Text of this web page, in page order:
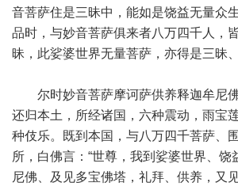
音菩萨住是三昧中，能如是饶益无量众
品时，与妙音菩萨俱来者八万四千人，
昧，此娑婆世界无量菩萨，亦得是三昧
尔时妙音菩萨摩诃萨供养释迦牟尼佛
还归本土，所经诸国，六种震动，雨宝
种伎乐。既到本国，与八万四千菩萨、
所，白佛言：“世尊，我到娑婆世界、饶
尼佛、及见多宝佛塔，礼拜、供养，又